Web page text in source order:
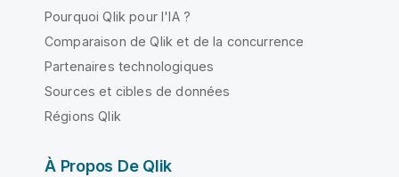
Pourquoi Qlik pour l'IA ?
Comparaison de Qlik et de la concurrence
Partenaires technologiques
Sources et cibles de données
Régions Qlik
À Propos De Qlik